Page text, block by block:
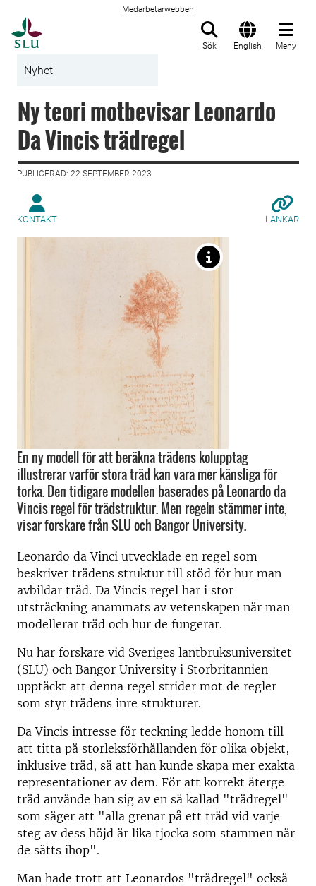
Medarbetarwebben
Sök English Meny
Nyhet
Ny teori motbevisar Leonardo
Da Vincis trädregel
PUBLICERAD: 22 SEPTEMBER 2023
KONTAKT LÄNKAR
En ny modell för att beräkna trädens kolupptag
illustrerar varför stora träd kan vara mer känsliga för
torka. Den tidigare modellen baserades på Leonardo da
Vincis regel för trädstruktur. Men regeln stämmer inte,
visar forskare från SLU och Bangor University.
Leonardo da Vinci utvecklade en regel som
beskriver trädens struktur till stöd för hur man
avbildar träd. Da Vincis regel har i stor
utsträckning anammats av vetenskapen när man
modellerar träd och hur de fungerar.
Nu har forskare vid Sveriges lantbruksuniversitet
(SLU) och Bangor University i Storbritannien
upptäckt att denna regel strider mot de regler
som styr trädens inre strukturer.
Da Vincis intresse för teckning ledde honom till
att titta på storleksförhållanden för olika objekt,
inklusive träd, så att han kunde skapa mer exakta
representationer av dem. För att korrekt återge
träd använde han sig av en så kallad "trädregel"
som säger att "alla grenar på ett träd vid varje
steg av dess höjd är lika tjocka som stammen när
de sätts ihop".
Man hade trott att Leonardos "trädregel" också